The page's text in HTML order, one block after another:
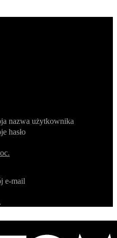
nazwa użytkownika
hasło
e-mail